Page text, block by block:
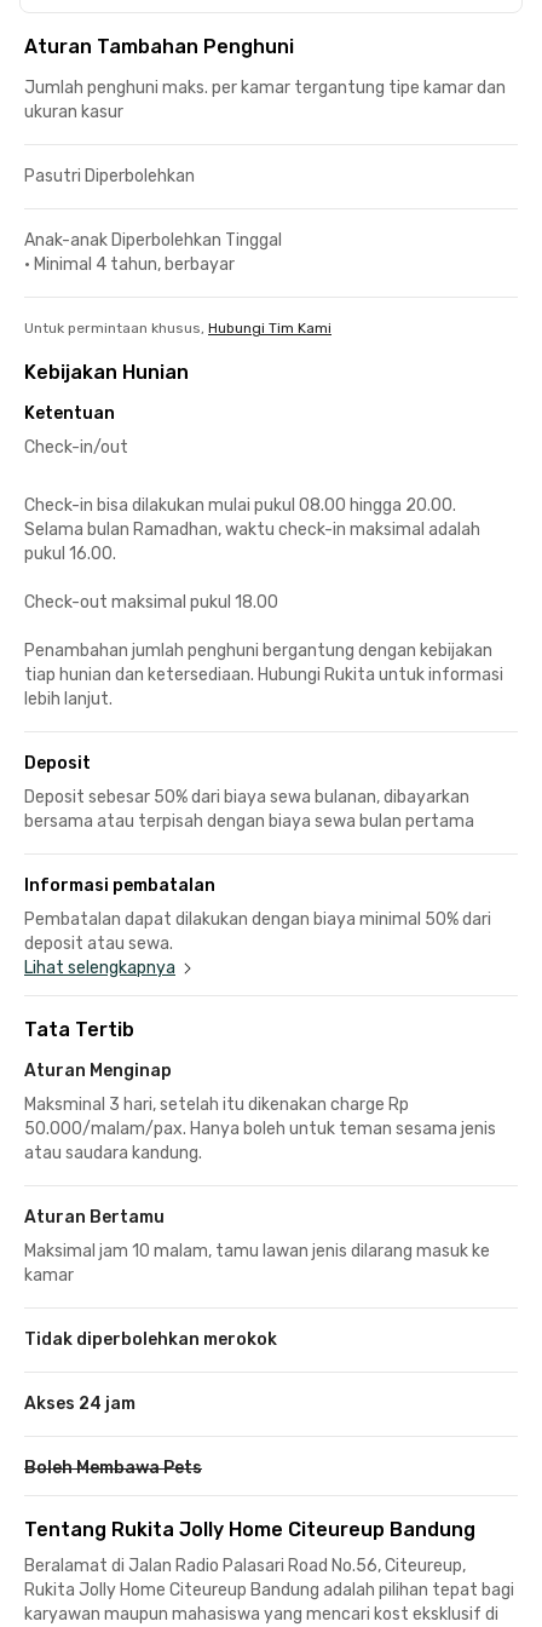
Aturan Tambahan Penghuni
Jumlah penghuni maks. per kamar tergantung tipe kamar dan
ukuran kasur
Pasutri Diperbolehkan
Anak-anak Diperbolehkan Tinggal
• Minimal 4 tahun, berbayar
Untuk permintaan khusus, Hubungi Tim Kami
Kebijakan Hunian
Ketentuan
Check-in/out
Check-in bisa dilakukan mulai pukul 08.00 hingga 20.00.
Selama bulan Ramadhan, waktu check-in maksimal adalah
pukul 16.00.
Check-out maksimal pukul 18.00
Penambahan jumlah penghuni bergantung dengan kebijakan
tiap hunian dan ketersediaan. Hubungi Rukita untuk informasi
lebih lanjut.
Deposit
Deposit sebesar 50% dari biaya sewa bulanan, dibayarkan
bersama atau terpisah dengan biaya sewa bulan pertama
Informasi pembatalan
Pembatalan dapat dilakukan dengan biaya minimal 50% dari
deposit atau sewa.
Lihat selengkapnya
Tata Tertib
Aturan Menginap
Maksminal 3 hari, setelah itu dikenakan charge Rp
50.000/malam/pax. Hanya boleh untuk teman sesama jenis
atau saudara kandung.
Aturan Bertamu
Maksimal jam 10 malam, tamu lawan jenis dilarang masuk ke
kamar
Tidak diperbolehkan merokok
Akses 24 jam
Boleh Membawa Pets
Tentang Rukita Jolly Home Citeureup Bandung
Beralamat di Jalan Radio Palasari Road No.56, Citeureup,
Rukita Jolly Home Citeureup Bandung adalah pilihan tepat bagi
karyawan maupun mahasiswa yang mencari kost eksklusif di